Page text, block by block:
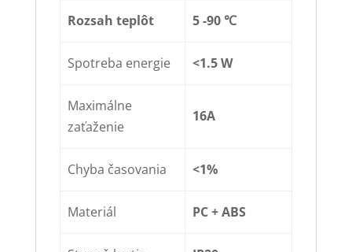
Rozsah teplôt 5 -90 ℃
Spotreba energie <1.5 W
Maximálne
zaťaženie
16A
Chyba časovania <1%
Materiál PC + ABS